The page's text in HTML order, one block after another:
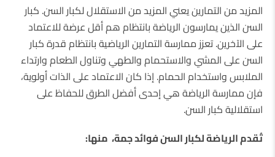
المزيد من التمارين يعني المزيد من الاستقلال لكبار السن. كبار
السن الذين يمارسون الرياضة بانتظام هم أقل عرضة للاعتماد
على الآخرين. تعزز ممارسة التمارين الرياضية بانتظام قدرة كبار
السن على المشي والاستحمام والطهي وتناول الطعام وارتداء
الملابس واستخدام الحمام. إذا كان الاعتماد على الذات أولوية،
فإن ممارسة الرياضة هي إحدى أفضل الطرق للحفاظ على
استقلالية كبار السن.
تُقدم الرياضة لكبار السن فوائد جمة، منها: